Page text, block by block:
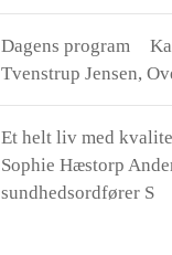
Dagens program
Tvenstrup Jensen,
Et helt liv med
Sophie Hæstorp
sundhedsordfører S